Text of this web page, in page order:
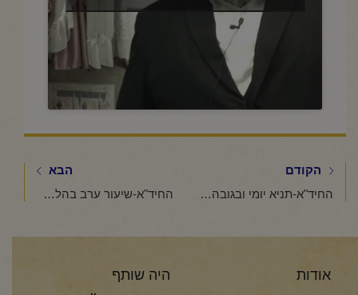
הקודם
החיד"א-תניא יומי ובגובה העיניים- ח' כסלו תשפ"ה
הבא
החיד"א-שיעור ערב בהלכה ובאגדה- אור לט' כסלו תשפ"ה
אודות
היה שותף